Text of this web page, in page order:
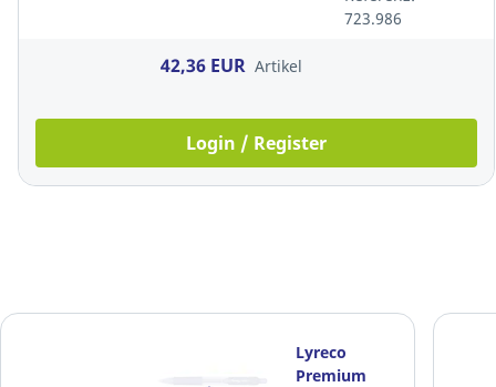
transparent, 1
723.986
42,36 EUR Artikel
Login / Register
Lyreco
Premium